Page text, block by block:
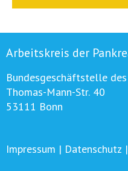
Arbeitskreis der
Bundesgeschäftstelle des
Thomas-Mann-Str. 40
53111 Bonn
Impressum | Datenschutz |